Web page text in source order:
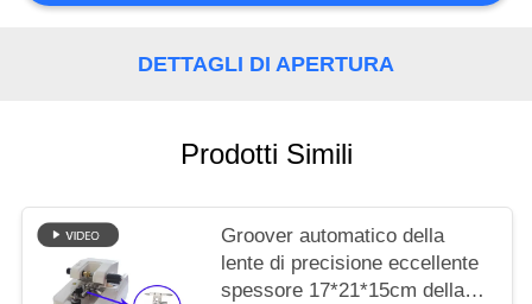
DETTAGLI DI APERTURA
Prodotti Simili
Groover automatico della
lente di precisione eccellente
spessore 17*21*15cm della